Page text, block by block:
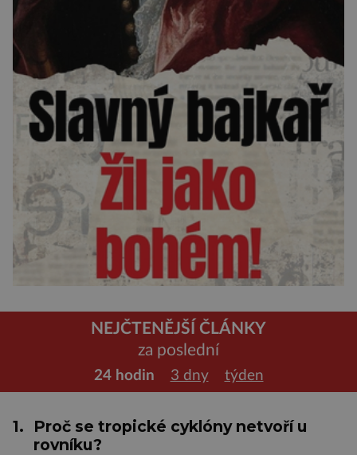
NEJČTENĚJŠÍ ČLÁNKY
za poslední
24 hodin 3 dny týden
1.
Proč se tropické cyklóny netvoří u
rovníku?